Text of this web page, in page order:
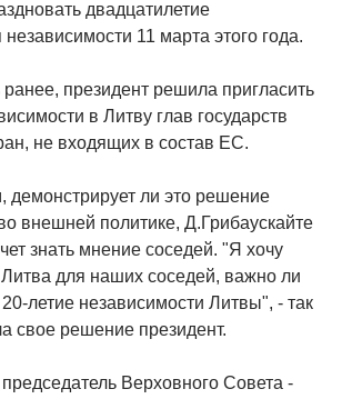
двадцатилетие
11 марта этого года.
президент решила пригласить
в Литву глав государств
не входящих в состав ЕС.
демонстрирует ли это решение
внешней политике, Д.Грибаускайте
знать мнение соседей. "Я хочу
для наших соседей, важно ли
летие независимости Литвы", - так
свое решение президент.
Верховного Совета -